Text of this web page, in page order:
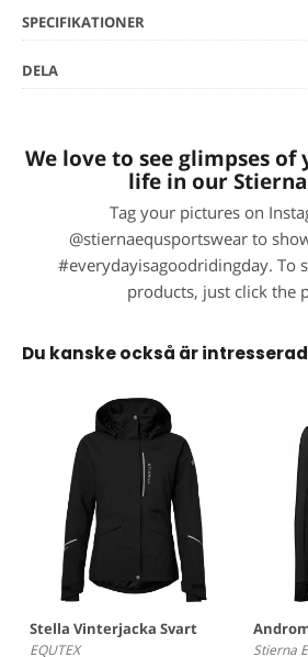
SPECIFIKATIONER
DELA
We love to see glimpses
life in our
Tag your pictures on
@stiernaequsportswear to
#everydayisagoodridingday. To
products, just click the
Du kanske också är
Stella Vinterjacka Svart
EQUTEX Stierna